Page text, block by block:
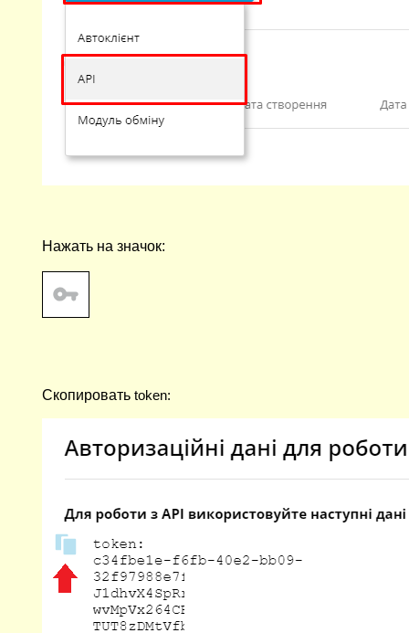
Нажать на значок:
Cкопировать token: